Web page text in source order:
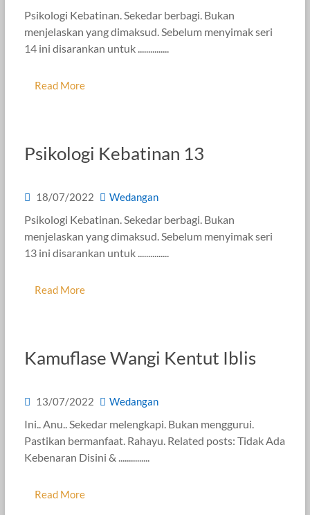
Psikologi Kebatinan. Sekedar berbagi. Bukan
menjelaskan yang dimaksud. Sebelum menyimak seri
14 ini disarankan untuk ...............
Read More
Psikologi Kebatinan 13
18/07/2022 Wedangan
Psikologi Kebatinan. Sekedar berbagi. Bukan
menjelaskan yang dimaksud. Sebelum menyimak seri
13 ini disarankan untuk ...............
Read More
Kamuflase Wangi Kentut Iblis
13/07/2022 Wedangan
Ini.. Anu.. Sekedar melengkapi. Bukan menggurui.
Pastikan bermanfaat. Rahayu. Related posts: Tidak Ada
Kebenaran Disini & ...............
Read More